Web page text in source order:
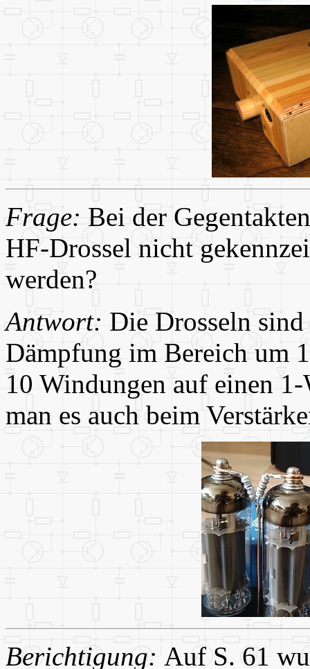
Frage: Bei der
HF-Drossel nicht
werden?
Antwort: Die Drosseln
Dämpfung im Bereich um
10 Windungen auf einen
man es auch beim
Berichtigung: Auf S. 61